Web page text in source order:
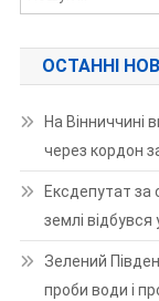
ОСТАННІ
На Вінниччині
через кордон
Ексдепутат за
землі
Зелений
проби води і